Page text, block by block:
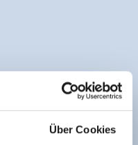
Über Cookies